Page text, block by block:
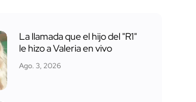
La llamada que el hijo del "R1"
le hizo a Valeria en vivo
Ago. 3, 2026